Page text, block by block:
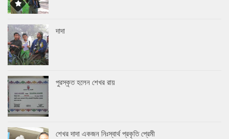
দাদা
পুরস্কৃত হলেন শেখর রায়
শেখর দাদা একজন নিঃস্বার্থ প্রকৃতি প্রেমী